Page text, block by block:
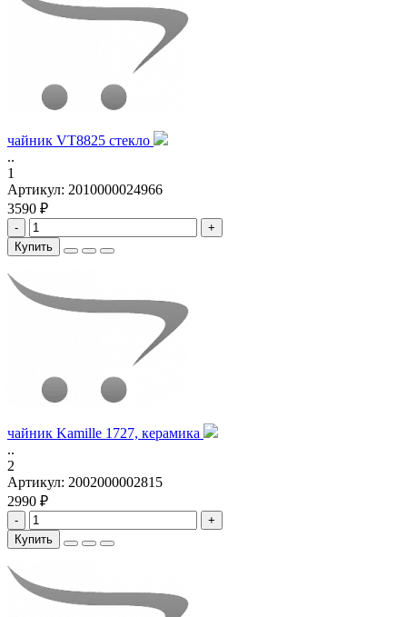
чайник VT8825 стекло
..
1
Артикул: 2010000024966
3590 ₽
-
+
Купить
чайник Kamille 1727, керамика
..
2
Артикул: 2002000002815
2990 ₽
-
+
Купить